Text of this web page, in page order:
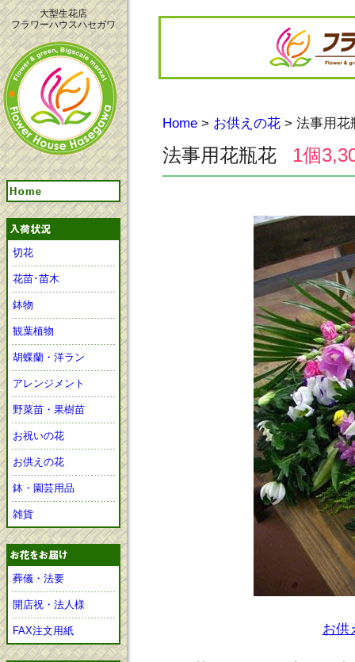
大型生花店
フラワーハウスハセガワ
切花
花苗･苗木
鉢物
観葉植物
胡蝶蘭・洋ラン
アレンジメント
野菜苗・果樹苗
お祝いの花
お供えの花
鉢・園芸用品
雑貨
葬儀・法要
開店祝・法人様
FAX注文用紙
Home > お供えの花 > 法事用花
法事用花瓶花 1個
お供